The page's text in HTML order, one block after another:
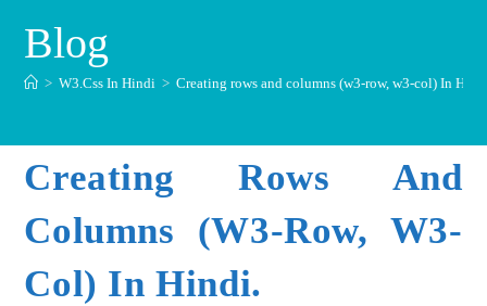
Blog
> W3.Css In Hindi > Creating rows and columns (w3-row, w3-col) In
Creating Rows And
Columns (w3-Row, W3-
Col) In Hindi.